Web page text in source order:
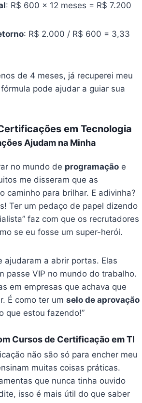
: R$ 600 x 12 meses = R$ 7.200
: R$ 2.000 / R$ 600 = 3,33
de 4 meses, já recuperei meu
pode ajudar a guiar sua
em Tecnologia
Ajudam na Minha
no mundo de programação e
me disseram que as
caminho para brilhar. E adivinha?
Ter um pedaço de papel dizendo
faz com que os recrutadores
se eu fosse um super-herói.
ajudaram a abrir portas. Elas
passe VIP no mundo do trabalho.
em empresas que achava que
É como ter umselo de aprovação
que estou fazendo!”
Cursos de Certificação em TI
não são só para encher meu
muitas coisas práticas.
que nunca tinha ouvido
isso é mais útil do que saber